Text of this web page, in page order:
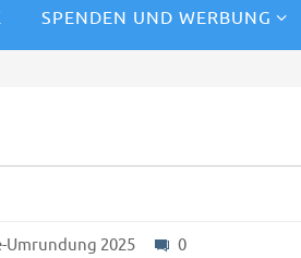
SPENDEN UND WERBUNG
Umrundung 2025 0